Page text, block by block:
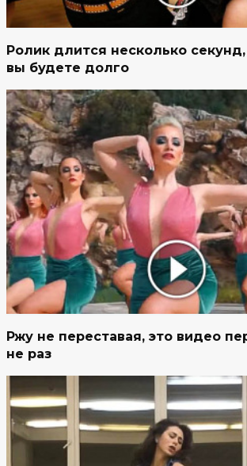
Ролик длится несколько
вы будете долго
Ржу не переставая, это видео
не раз